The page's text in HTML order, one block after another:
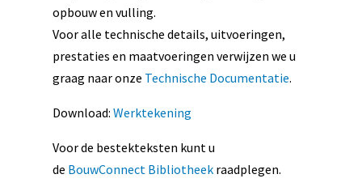
opbouw en vulling.
Voor alle technische details, uitvoeringen,
prestaties en maatvoeringen verwijzen we u
graag naar onze Technische Documentatie.
Download: Werktekening
Voor de bestekteksten kunt u
de BouwConnect Bibliotheekraadplegen.